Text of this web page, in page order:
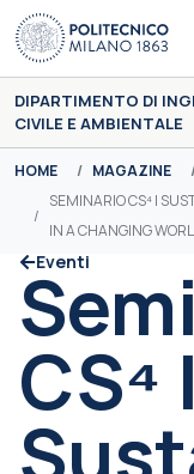
Skip to main content
DIPARTIMENTO DI
CIVILE E AMBIENTALE
You are here:
HOME MAGAZINE
SEMINARIO CS⁴ |
IN A CHANGING
Eventi
CS⁴ |